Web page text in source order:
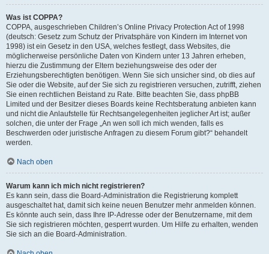
Was ist COPPA?
COPPA, ausgeschrieben Children’s Online Privacy Protection Act of 1998
(deutsch: Gesetz zum Schutz der Privatsphäre von Kindern im Internet von
1998) ist ein Gesetz in den USA, welches festlegt, dass Websites, die
möglicherweise persönliche Daten von Kindern unter 13 Jahren erheben,
hierzu die Zustimmung der Eltern beziehungsweise des oder der
Erziehungsberechtigten benötigen. Wenn Sie sich unsicher sind, ob dies auf
Sie oder die Website, auf der Sie sich zu registrieren versuchen, zutrifft, ziehen
Sie einen rechtlichen Beistand zu Rate. Bitte beachten Sie, dass phpBB
Limited und der Besitzer dieses Boards keine Rechtsberatung anbieten kann
und nicht die Anlaufstelle für Rechtsangelegenheiten jeglicher Art ist; außer
solchen, die unter der Frage „An wen soll ich mich wenden, falls es
Beschwerden oder juristische Anfragen zu diesem Forum gibt?“ behandelt
werden.
Nach oben
Warum kann ich mich nicht registrieren?
Es kann sein, dass die Board-Administration die Registrierung komplett
ausgeschaltet hat, damit sich keine neuen Benutzer mehr anmelden können.
Es könnte auch sein, dass Ihre IP-Adresse oder der Benutzername, mit dem
Sie sich registrieren möchten, gesperrt wurden. Um Hilfe zu erhalten, wenden
Sie sich an die Board-Administration.